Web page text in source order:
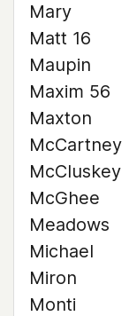
Mary
Matt 16
Maupin
Maxim 56
Maxton
McCartney
McCluskey
McGhee
Meadows
Michael
Miron
Monti